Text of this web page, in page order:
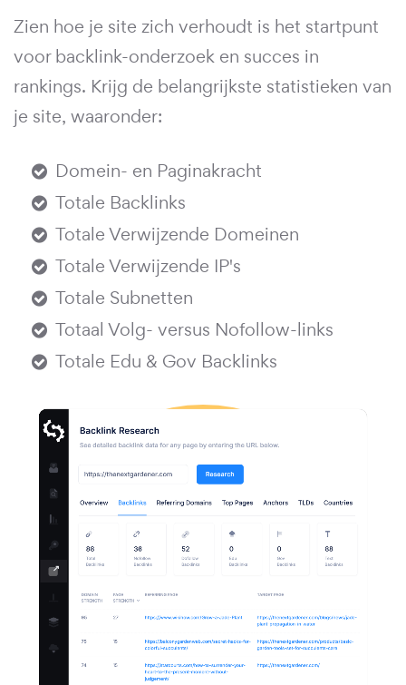
Zien hoe je site zich verhoudt is het startpunt
voor backlink-onderzoek en succes in
rankings. Krijg de belangrijkste statistieken van
je site, waaronder:
Domein- en Paginakracht
Totale Backlinks
Totale Verwijzende Domeinen
Totale Verwijzende IP's
Totale Subnetten
Totaal Volg- versus Nofollow-links
Totale Edu & Gov Backlinks